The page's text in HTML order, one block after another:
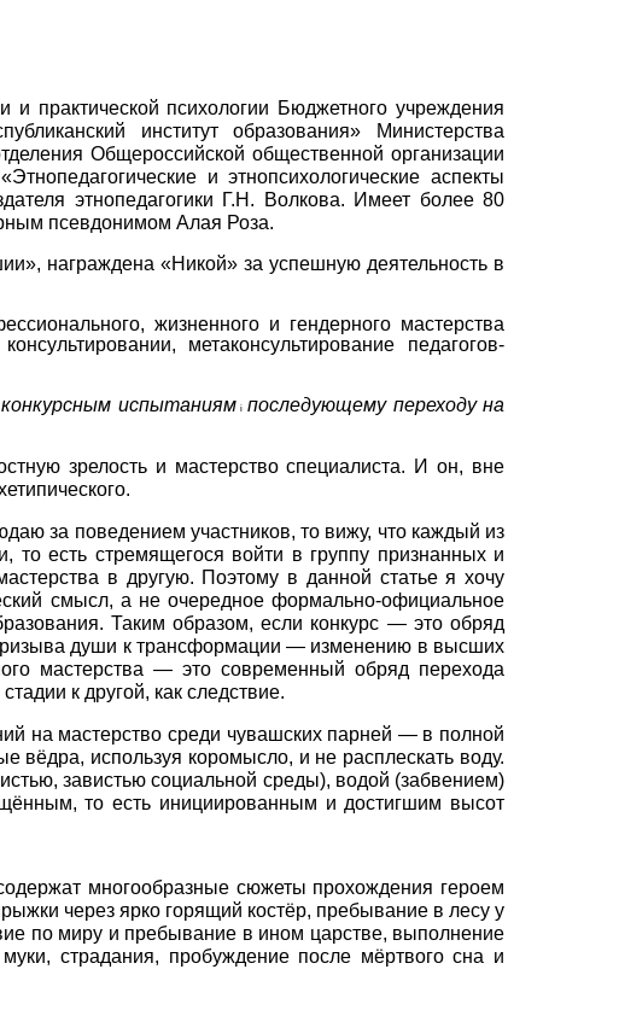
и практической психологии Бюджетного учреждения
институт образования» Министерства
Общероссийской общественной организации
и этнопсихологические аспекты
этнопеда­гогики Г.Н. Волкова. Имеет более 80
псевдонимом Алая Роза.
награждена «Никой» за успешную деятельность в
жизненного и гендерного мастерства
метаконсультирова­ние педагогов-
испытаниям i последующему переходу на
зрелость и мастерство специалиста. И он, вне
за поведением участников, то вижу, что каждый из
то есть стремящегося войти в группу признанных и
в другую. Поэтому в данной статье я хочу
смысл, а не очередное формально-официальное
Таким образом, если конкурс — это обряд
призыва души к трансформации — изменению в высших
мастерства — это современный обряд перехода
к другой, как следствие.
на мастерство среди чувашских парней — в полной
вёдра, используя коромысло, и не расплескать воду.
завистью социальной среды), водой (забвением)
то есть инициированным и достигшим высот
многообразные сюжеты прохождения героем
через ярко горящий костёр, пребывание в лесу у
по миру и пребывание в ином царстве, выполнение
страдания, пробуждение после мёртвого сна и